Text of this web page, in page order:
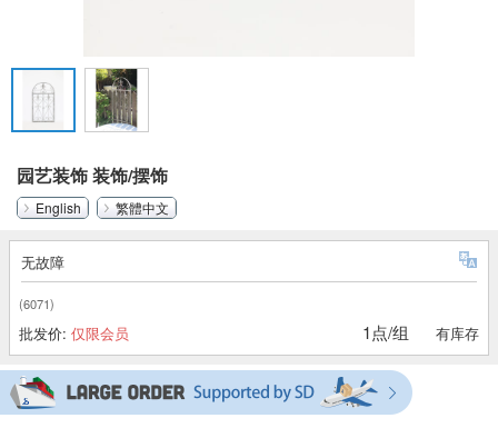
园艺装饰 装饰/摆饰
English 繁體中文
无故障
(6071)
批发价: 仅限会员 1点/组 有库存